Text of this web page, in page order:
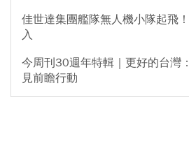
佳世達集團艦隊無人機小隊起飛
入
今周刊30週年特輯｜更好的台灣
見前瞻行動